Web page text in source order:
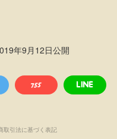
年9月12日公開
取引法に基づく表記